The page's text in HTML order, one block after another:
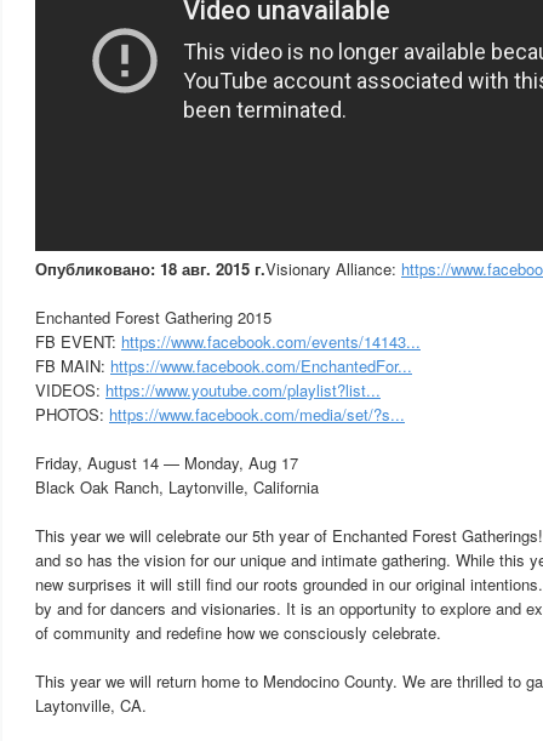
Опубликовано: 18 авг. 2015 г.Visionary Alliance: https://
Enchanted Forest Gathering 2015
FB EVENT: https://www.facebook.com/events/14143...
FB MAIN: https://www.facebook.com/EnchantedFor...
VIDEOS: https://www.youtube.com/playlist?list...
PHOTOS: https://www.facebook.com/media/set/?s...
Friday, August 14 — Monday, Aug 17
Black Oak Ranch, Laytonville, California
This year we will celebrate our 5th year of Enchanted Forest
and so has the vision for our unique and intimate gathering. While this
new surprises it will still find our roots grounded in our original
by and for dancers and visionaries. It is an opportunity to explore and
of community and redefine how we consciously celebrate.
This year we will return home to Mendocino County. We are thrilled to
Laytonville, CA.